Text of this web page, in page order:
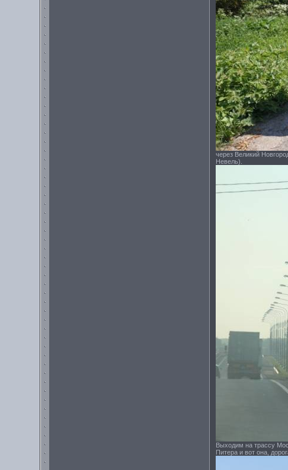
через Великий
Невель).
Выходим на трассу
Питера и вот она,